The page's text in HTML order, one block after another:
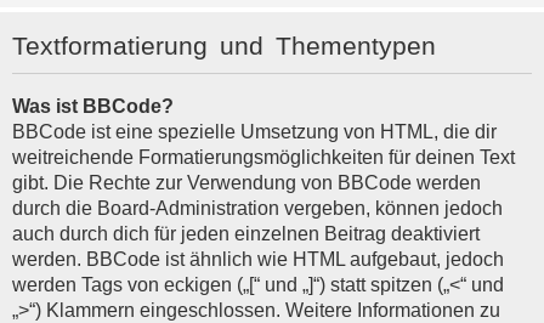
Textformatierung und Thementypen
Was ist BBCode?
BBCode ist eine spezielle Umsetzung von HTML, die dir
weitreichende Formatierungsmöglichkeiten für deinen Text
gibt. Die Rechte zur Verwendung von BBCode werden
durch die Board-Administration vergeben, können jedoch
auch durch dich für jeden einzelnen Beitrag deaktiviert
werden. BBCode ist ähnlich wie HTML aufgebaut, jedoch
werden Tags von eckigen („[“ und „]“) statt spitzen („<“ und
„>“) Klammern eingeschlossen. Weitere Informationen zu